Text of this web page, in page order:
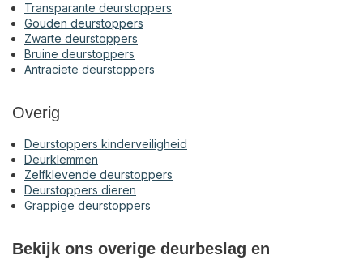
Transparante deurstoppers
Gouden deurstoppers
Zwarte deurstoppers
Bruine deurstoppers
Antraciete deurstoppers
Overig
Deurstoppers kinderveiligheid
Deurklemmen
Zelfklevende deurstoppers
Deurstoppers dieren
Grappige deurstoppers
Bekijk ons overige deurbeslag en